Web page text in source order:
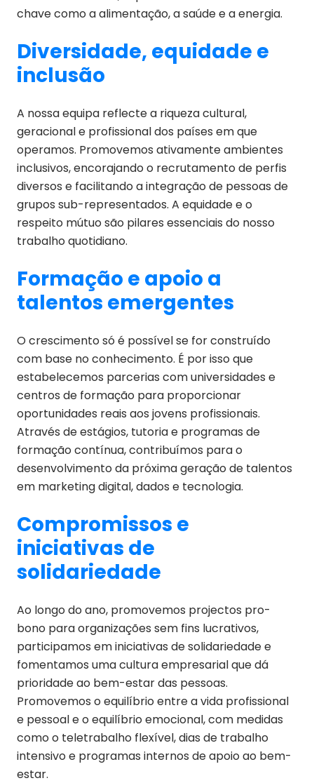
chave como a alimentação, a saúde e a energia.
Diversidade, equidade e
inclusão
A nossa equipa reflecte a riqueza cultural,
geracional e profissional dos países em que
operamos. Promovemos ativamente ambientes
inclusivos, encorajando o recrutamento de perfis
diversos e facilitando a integração de pessoas de
grupos sub-representados. A equidade e o
respeito mútuo são pilares essenciais do nosso
trabalho quotidiano.
Formação e apoio a
talentos emergentes
O crescimento só é possível se for construído
com base no conhecimento. É por isso que
estabelecemos parcerias com universidades e
centros de formação para proporcionar
oportunidades reais aos jovens profissionais.
Através de estágios, tutoria e programas de
formação contínua, contribuímos para o
desenvolvimento da próxima geração de talentos
em marketing digital, dados e tecnologia.
Compromissos e
iniciativas de
solidariedade
Ao longo do ano, promovemos projectos pro-
bono para organizações sem fins lucrativos,
participamos em iniciativas de solidariedade e
fomentamos uma cultura empresarial que dá
prioridade ao bem-estar das pessoas.
Promovemos o equilíbrio entre a vida profissional
e pessoal e o equilíbrio emocional, com medidas
como o teletrabalho flexível, dias de trabalho
intensivo e programas internos de apoio ao bem-
estar.